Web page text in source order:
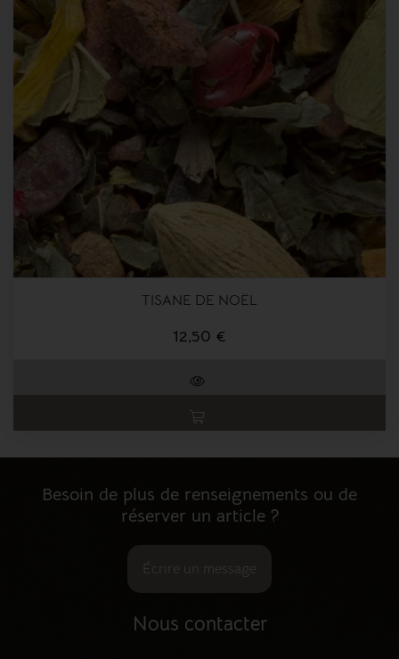
TISANE DE NOËL
12,50 €
Besoin de plus de renseignements ou de
réserver un article ?
Écrire un message
Nous contacter